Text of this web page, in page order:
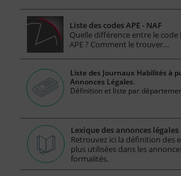
Liste des codes APE - NAF
Quelle différence entre le code
APE ? Comment le trouver…
Liste des Journaux Habilités à
Annonces Légales.
Définition et liste par
Lexique des annonces légales
Retrouvez ici la définition des
plus utilisées dans les
formalités.